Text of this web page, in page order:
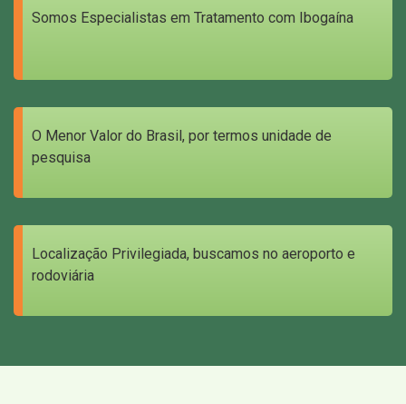
Somos Especialistas em Tratamento com Ibogaína
O Menor Valor do Brasil, por termos unidade de
pesquisa
Localização Privilegiada, buscamos no aeroporto e
rodoviária